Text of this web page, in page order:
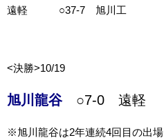
遠軽 ○37-7 旭川工
<決勝>10/19
旭川龍谷○7-0 遠軽
※旭川龍谷は2年連続4回目の出場